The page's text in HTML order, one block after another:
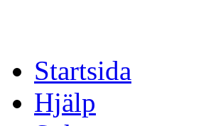
Startsida
Hjälp